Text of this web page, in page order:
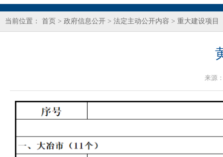
当前位置： 首页 > 政府信息公开 > 法定主动公开内容 > 重大建设项目
来源